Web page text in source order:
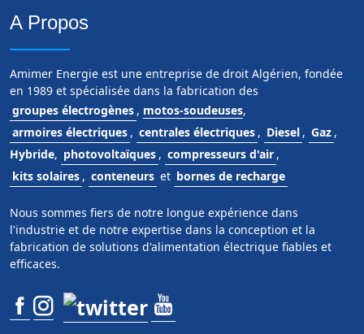
A Propos
Amimer Energie est une entreprise de droit Algérien, fondée
en 1989 et spécialisée dans la fabrication des
groupes électrogènes , motos-soudeuses,
armoires électriques , centrales électriques , Diesel , Gaz ,
Hybride, photovoltaïques , compresseurs d'air ,
kits solaires , conteneurs et bornes de recharge
Nous sommes fiers de notre longue expérience dans
l'industrie et de notre expertise dans la conception et la
fabrication de solutions d'alimentation électrique fiables et
efficaces.